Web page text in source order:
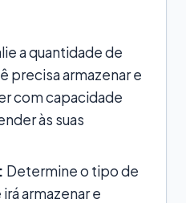
a quantidade de
precisa armazenar e
com capacidade
às suas
Determine o tipo de
armazenar e